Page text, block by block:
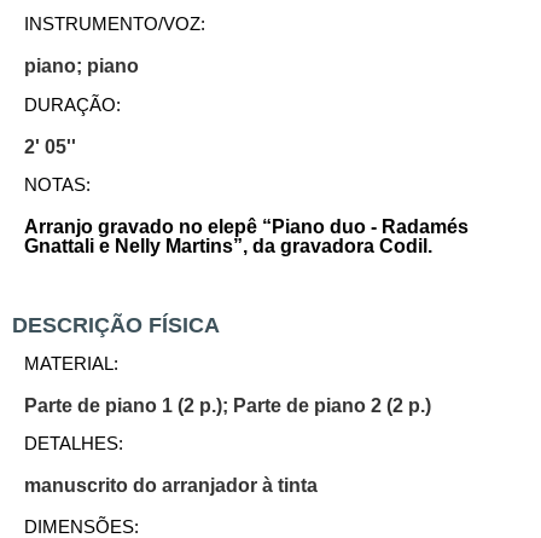
INSTRUMENTO/VOZ:
piano; piano
DURAÇÃO:
2' 05''
NOTAS:
Arranjo gravado no elepê “Piano duo - Radamés
Gnattali e Nelly Martins”, da gravadora Codil.
DESCRIÇÃO FÍSICA
MATERIAL:
Parte de piano 1 (2 p.); Parte de piano 2 (2 p.)
DETALHES:
manuscrito do arranjador à tinta
DIMENSÕES: